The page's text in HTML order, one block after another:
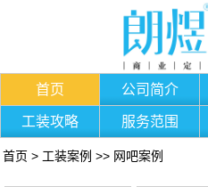
首页 公司简介
工装攻略 服务范围
首页 > 工装案例 >> 网吧案例